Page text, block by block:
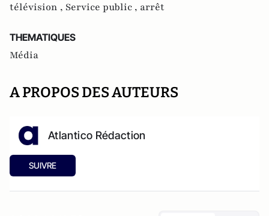
télévision , Service public , arrêt
THEMATIQUES
Média
A PROPOS DES AUTEURS
Atlantico Rédaction
SUIVRE